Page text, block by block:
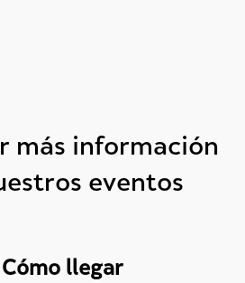
más información
eventos
Cómo llegar